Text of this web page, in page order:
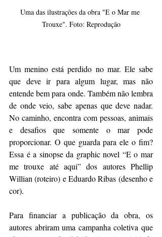
Uma das ilustrações da obra "E o Mar me
Trouxe". Foto: Reprodução
Um menino está perdido no mar. Ele sabe
que deve ir para algum lugar, mas não
entende bem para onde. Também não lembra
de onde veio, sabe apenas que deve nadar.
No caminho, encontra com pessoas, animais
e desafios que somente o mar pode
proporcionar. O que guarda para ele o fim?
Essa é a sinopse da graphic novel “E o mar
me trouxe até aqui” dos autores Phellip
Willian (roteiro) e Eduardo Ribas (desenho e
cor).
Para financiar a publicação da obra, os
autores abriram uma campanha coletiva que